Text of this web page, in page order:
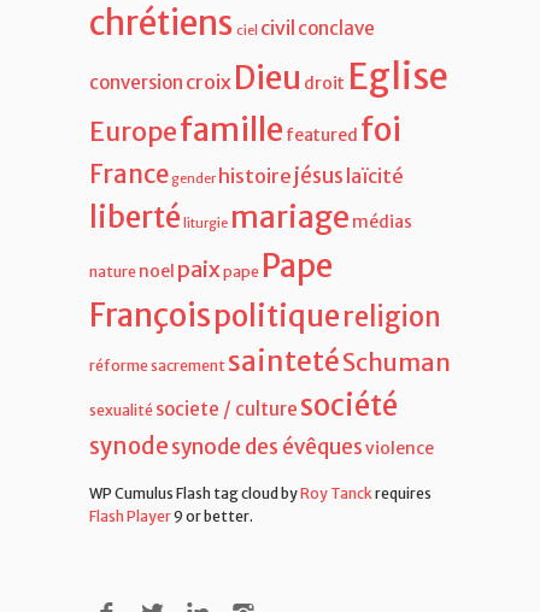
chrétiens ciel civil conclave
conversion croix Dieu droit Eglise
Europefamille featured foi
Francegender histoire jésus laïcité
liberté liturgie mariage médias
nature noel paixpape Pape
Françoispolitiquereligion
réformesacrement saintetéSchuman
sexualité societe / culture société
synodesynode des évêquesviolence
WP Cumulus Flash tag cloud byRoy Tanck requires
Flash Player9 or better.